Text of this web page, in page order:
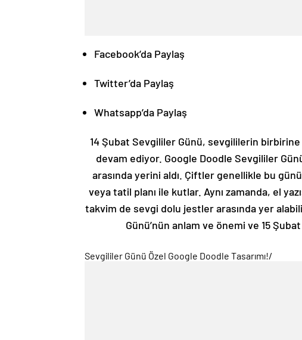
Facebook’da Paylaş
Twitter’da Paylaş
Whatsapp’da Paylaş
14 Şubat Sevgililer Günü, sevgililerin
devam ediyor. Google Doodle Sevgililer
arasında yerini aldı. Çiftler genellikle bu
veya tatil planı ile kutlar. Aynı zamanda, el
takvim de sevgi dolu jestler arasında yer
Günü’nün anlam ve önemi ve 15
Sevgililer Günü Özel Google Doodle Tasarımı!/